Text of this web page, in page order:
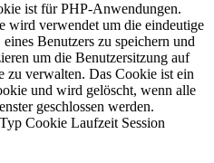
ist für PHP-Anwendungen.
wird verwendet um die eindeutige
Benutzers zu speichern und
um die Benutzersitzung auf
zu verwalten. Das Cookie ist ein
und wird gelöscht, wenn alle
geschlossen werden.
Typ Cookie Laufzeit Session